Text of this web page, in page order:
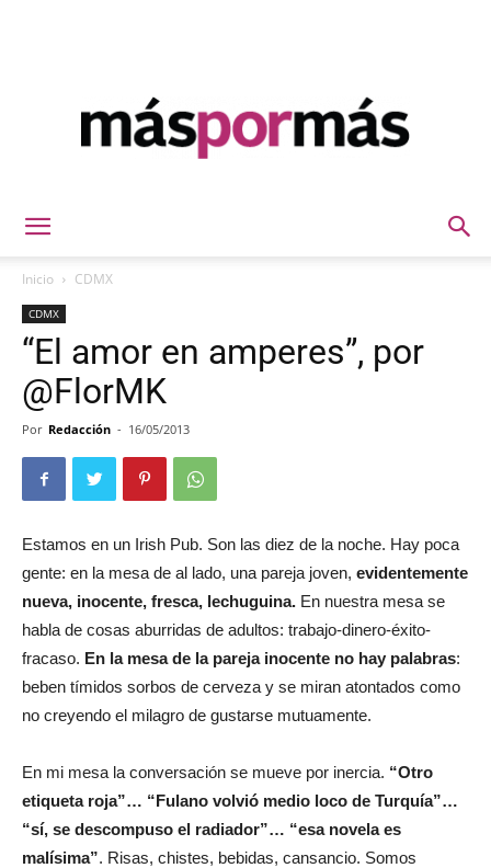
Inicio CDMX
CDMX
“El amor en amperes”, por
@FlorMK
Por Redacción - 16/05/2013
Estamos en un Irish Pub. Son las diez de la noche. Hay poca
gente: en la mesa de al lado, una pareja joven, evidentemente
nueva, inocente, fresca, lechuguina. En nuestra mesa se
habla de cosas aburridas de adultos: trabajo-dinero-éxito-
fracaso. En la mesa de la pareja inocente no hay palabras:
beben tímidos sorbos de cerveza y se miran atontados como
no creyendo el milagro de gustarse mutuamente.
En mi mesa la conversación se mueve por inercia. “Otro
etiqueta roja”… “Fulano volvió medio loco de Turquía”…
“sí, se descompuso el radiador”… “esa novela es
malísima”. Risas, chistes, bebidas, cansancio. Somos